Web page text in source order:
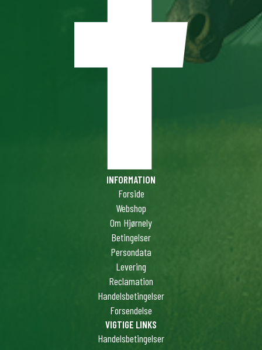
INFORMATION
Forside
Webshop
Om Hjørnely
Betingelser
Persondata
Levering
Reclamation
Handelsbetingelser
Forsendelse
VIGTIGE LINKS
Handelsbetingelser